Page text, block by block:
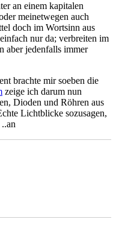
an einem kapitalen
meinetwegen auch
doch im Wortsinn aus
nur da; verbreiten im
aber jedenfalls immer
brachte mir soeben die
zeige ich darum nun
Dioden und Röhren aus
Lichtblicke sozusagen,